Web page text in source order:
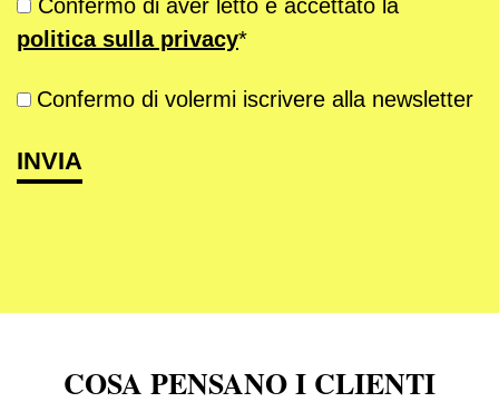
Confermo di aver letto e accettato la
politica sulla privacy*
Confermo di volermi iscrivere alla newsletter
COSA PENSANO I CLIENTI